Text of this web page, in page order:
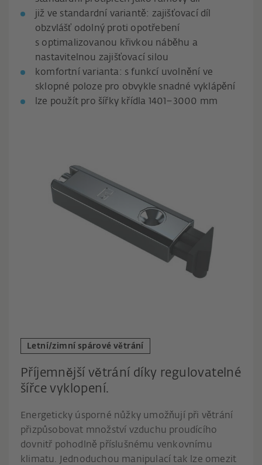
již ve standardní variantě: zajišťovací díl
obzvlášť odolný proti opotřebení
s optimalizovanou křivkou náběhu a
nastavitelnou zajišťovací silou
komfortní varianta: s funkcí uvolnění ve
sklopné poloze pro obvykle snadné vyklápění
lze použít pro šířky křídla 1401–3000 mm
Letní/zimní spárové větrání
Příjemnější větrání díky regulovatelné
šířce vyklopení.
Energeticky úsporné nůžky umožňují při větrání
přizpůsobovat množství vzduchu proudícího
dovnitř pohodlně příslušnému venkovnímu
klimatu. Jednoduchou manipulací tak lze omezit